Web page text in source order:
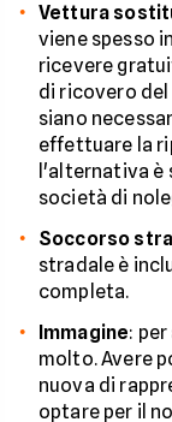
Vettura
viene spesso
ricevere
di ricovero
siano
effettuare la
l'alternativa è
società di
Soccorso
stradale è
completa.
Immagine:
molto. Avere
nuova di
optare per il